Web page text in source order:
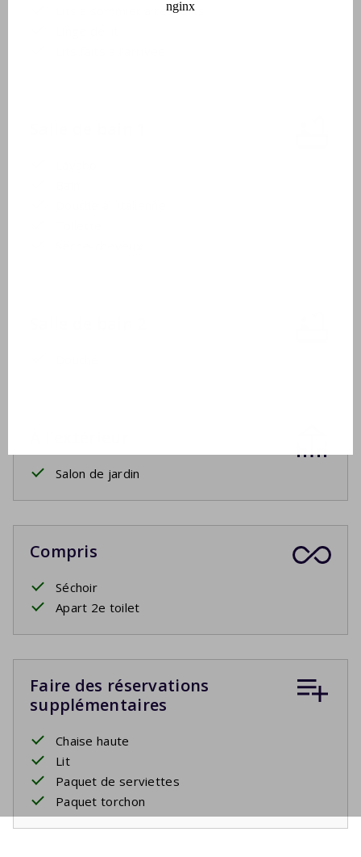
Lits à sommier à ressorts
Salon de jardin
Compris
Séchoir
Apart 2e toilet
Faire des réservations
supplémentaires
Chaise haute
Lit
Paquet de serviettes
Paquet torchon